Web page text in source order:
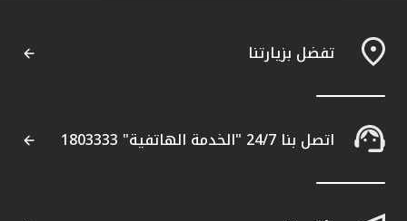
تفضل بزيارتنا
اتصل بنا 24/7 "الخدمة الهاتفية" 1803333